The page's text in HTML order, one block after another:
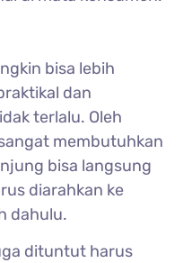
bisa lebih
dan
terlalu. Oleh
membutuhkan
bisa langsung
diarahkan ke
dahulu.
dituntut harus